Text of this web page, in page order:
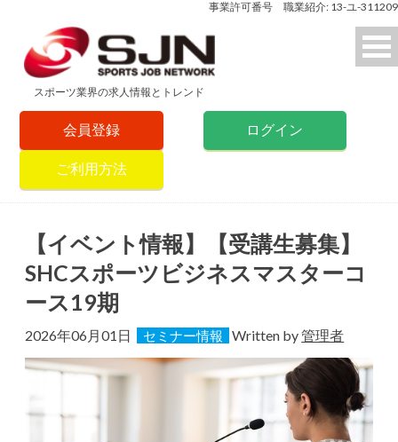
事業許可番号 職業紹介: 13-ユ-311209
スポーツ業界の求人情報とトレンド
会員登録 ログイン
ご利用方法
【イベント情報】【受講生募集】
SHCスポーツビジネスマスターコ
ース19期
2026年06月01日 セミナー情報 Written by管理者